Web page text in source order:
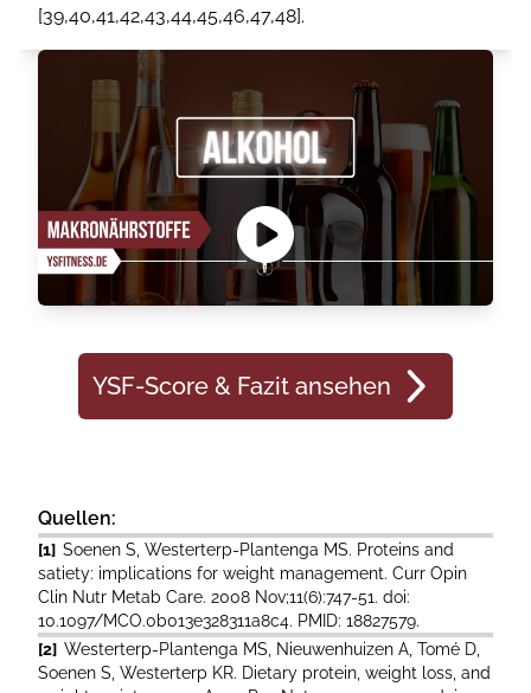
[39,40,41,42,43,44,45,46,47,48].
YSF-Score & Fazit ansehen
Quellen:
[1] Soenen S, Westerterp-Plantenga MS. Proteins and
satiety: implications for weight management. Curr Opin
Clin Nutr Metab Care. 2008 Nov;11(6):747-51. doi:
10.1097/MCO.0b013e328311a8c4. PMID: 18827579.
[2] Westerterp-Plantenga MS, Nieuwenhuizen A, Tomé D,
Soenen S, Westerterp KR. Dietary protein, weight loss, and